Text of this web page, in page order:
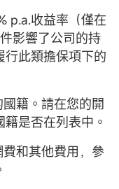
p.a.收益率（僅在
影響了公司的持
此類擔保項下的
籍。請在您的開
是否在列表中。
和其他費用，參